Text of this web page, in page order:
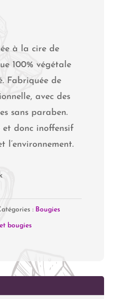
à la cire de
100% végétale
Fabriquée de
avec des
sans paraben.
et donc inoffensif
l’environnement.
: Bougies
bougies